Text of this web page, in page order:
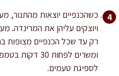
כשהכנפיים יוצאות מהתנור,
ויוצקים עליהן את המרינדה.
רק עד שכל הכנפיים מצופות
ומשרים לפחות
לספיגת טעמים.